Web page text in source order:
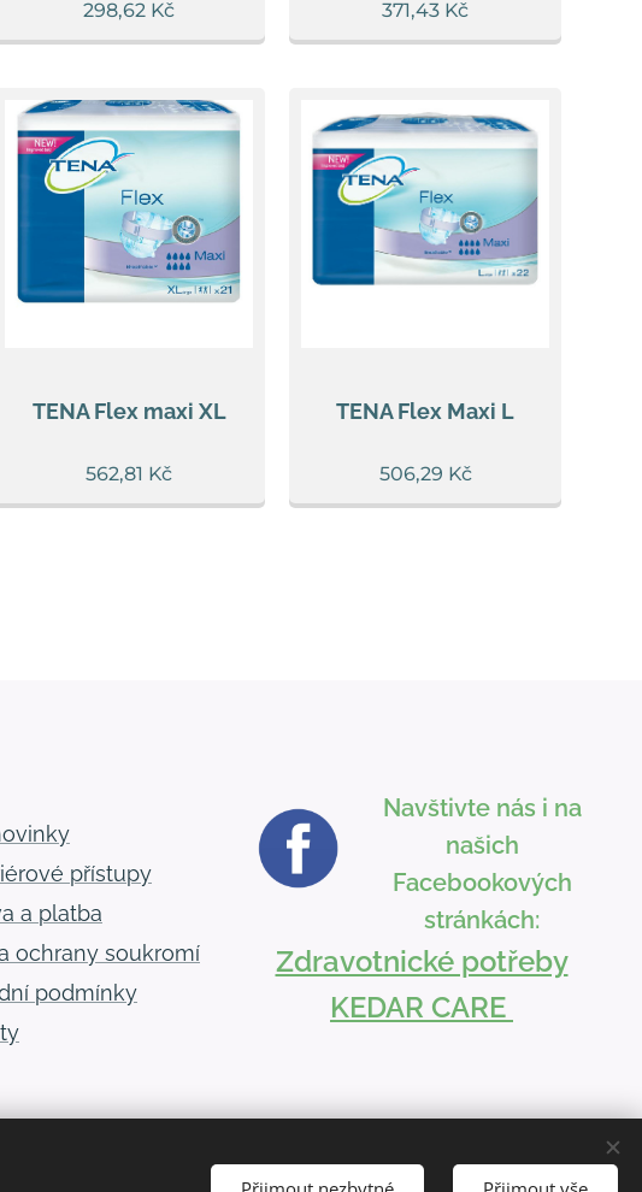
298,62 Kč 371,43 Kč
TENA Flex maxi XL
562,81 Kč
TENA Flex Maxi L
506,29 Kč
přístupy
a platba
ochrany soukromí
podmínky
Navštivte nás i na
našich
Facebookových
stránkách:
Zdravotnické potřeby
KEDAR CARE